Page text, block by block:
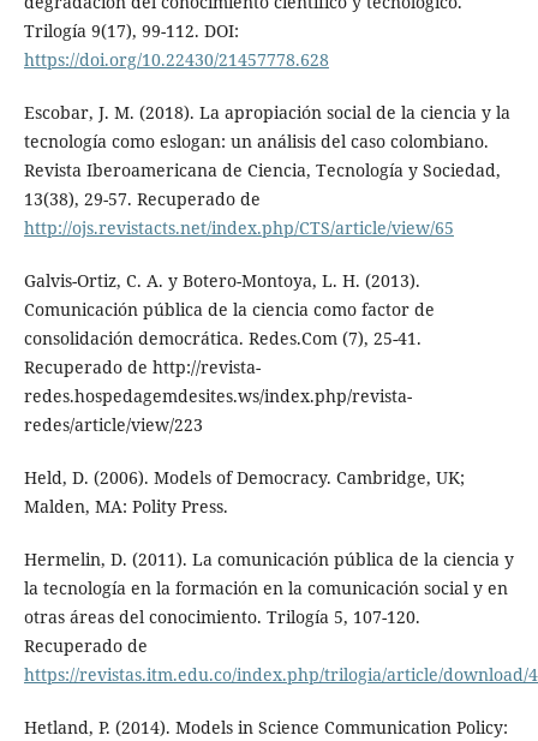
Trilogía 9(17), 99-112. DOI:
https://doi.org/10.22430/21457778.628
Escobar, J. M. (2018). La apropiación social de la ciencia y la
tecnología como eslogan: un análisis del caso colombiano.
Revista Iberoamericana de Ciencia, Tecnología y Sociedad,
13(38), 29-57. Recuperado de
http://ojs.revistacts.net/index.php/CTS/article/view/65
Galvis-Ortiz, C. A. y Botero-Montoya, L. H. (2013).
Comunicación pública de la ciencia como factor de
consolidación democrática. Redes.Com (7), 25-41.
Recuperado de http://revista-
redes.hospedagemdesites.ws/index.php/revista-
redes/article/view/223
Held, D. (2006). Models of Democracy. Cambridge, UK;
Malden, MA: Polity Press.
Hermelin, D. (2011). La comunicación pública de la ciencia y
la tecnología en la formación en la comunicación social y en
otras áreas del conocimiento. Trilogía 5, 107-120.
Recuperado de
https://revistas.itm.edu.co/index.php/trilogia/article/download/
Hetland, P. (2014). Models in Science Communication Policy: